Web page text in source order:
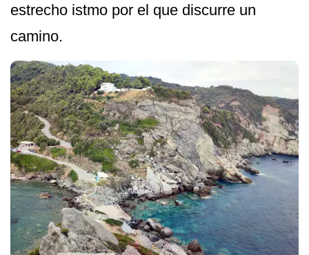
estrecho istmo por el que discurre un
camino.